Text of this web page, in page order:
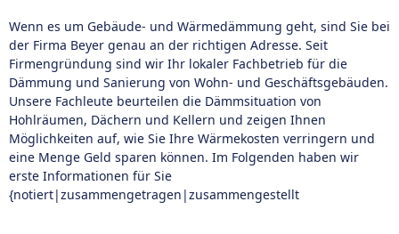
Wenn es um Gebäude- und Wärmedämmung geht, sind Sie bei
der Firma Beyer genau an der richtigen Adresse. Seit
Firmengründung sind wir Ihr lokaler Fachbetrieb für die
Dämmung und Sanierung von Wohn- und Geschäftsgebäuden.
Unsere Fachleute beurteilen die Dämmsituation von
Hohlräumen, Dächern und Kellern und zeigen Ihnen
Möglichkeiten auf, wie Sie Ihre Wärmekosten verringern und
eine Menge Geld sparen können. Im Folgenden haben wir
erste Informationen für Sie
{notiert|zusammengetragen|zusammengestellt